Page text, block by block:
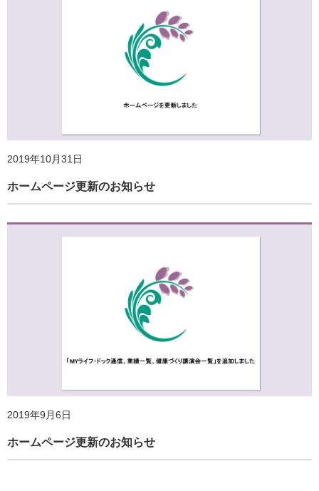
2023年1月12日
「地域の暮らしと健康に関するアンケート調査」実施のご
案内
2020年5月20日
科学的エビデンスに基づいて－
2019年10月31日
ホームページ更新のお知らせ
2019年9月6日
ホームページ更新のお知らせ